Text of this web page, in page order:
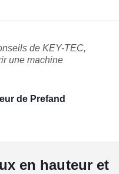
de KEY-TEC,
une machine
de Prefand
en hauteur et